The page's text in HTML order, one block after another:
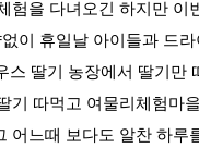
험을 다녀오긴 하지만 이
이 휴일날 아이들과 드
스 딸기 농장에서 딸기만
기 따먹고 여물리체험마
어느때 보다도 알찬 하루